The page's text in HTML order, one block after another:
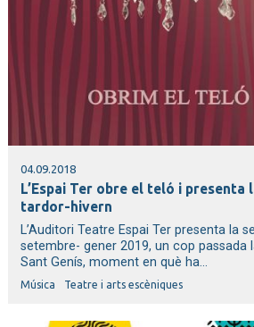
04.09.2018
L’Espai Ter obre el teló i presenta
tardor-hivern
L’Auditori Teatre Espai Ter presenta la
setembre- gener 2019, un cop passada
Sant Genís, moment en què ha...
Música Teatre i arts escèniques